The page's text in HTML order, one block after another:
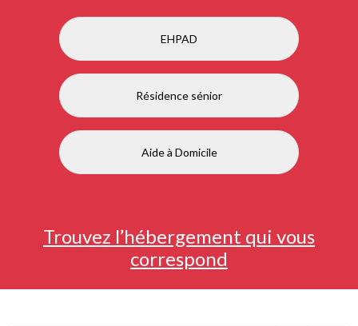
EHPAD
Résidence sénior
Aide à Domicile
Trouvez l’hébergement qui vous
correspond